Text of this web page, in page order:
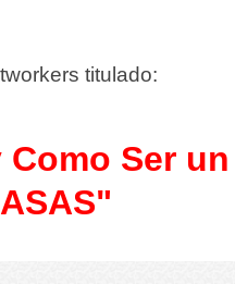
titulado:
Ser un